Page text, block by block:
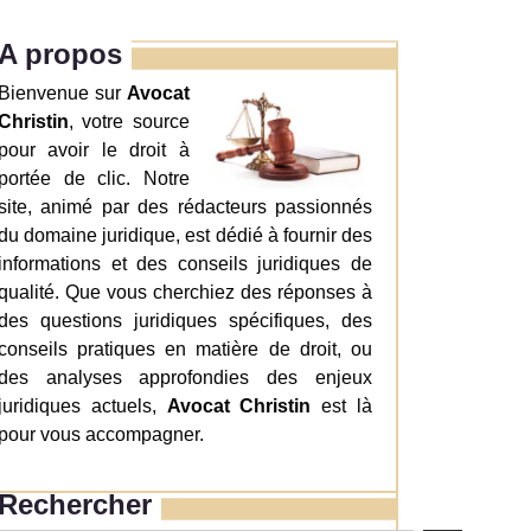
propos
sur Avocat
, votre source
avoir le droit à
de clic. Notre
animé par des rédacteurs passionnés
domaine juridique, est dédié à fournir des
et des conseils juridiques de
Que vous cherchiez des réponses à
questions juridiques spécifiques, des
pratiques en matière de droit, ou
analyses approfondies des enjeux
actuels, Avocat Christin est là
vous accompagner.